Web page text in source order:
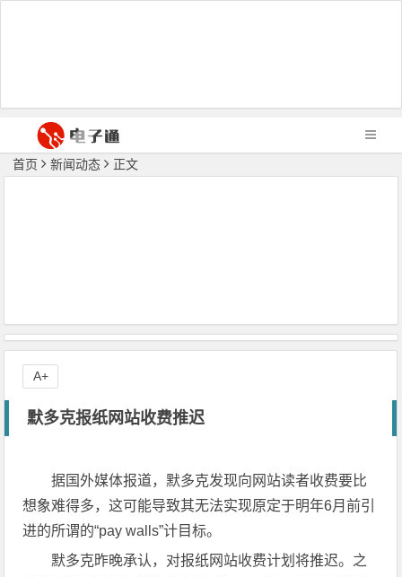
首页 新闻动态 正文
默多克报纸网站收费推迟
据国外媒体报道，默多克发现向网站读者收费要比
想象难得多，这可能导致其无法实现原定于明年6月前引
进的所谓的“pay walls”计目标。
默多克昨晚承认，对报纸网站收费计划将推迟。之
A+